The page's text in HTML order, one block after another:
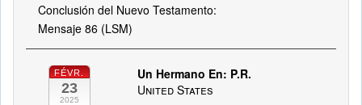
Conclusión del Nuevo Testamento:
Mensaje 86 (LSM)
FÉVR.
23
2025
Un Hermano En: P.R.
United States